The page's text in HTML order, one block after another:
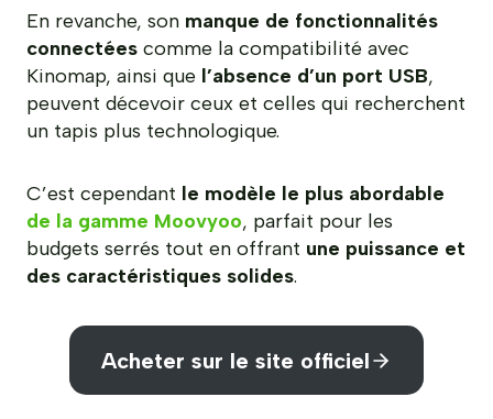
En revanche, son manque de fonctionnalités
connectées comme la compatibilité avec
Kinomap, ainsi que l’absence d’un port USB,
peuvent décevoir ceux et celles qui recherchent
un tapis plus technologique.
C’est cependant le modèle le plus abordable
de la gamme Moovyoo, parfait pour les
budgets serrés tout en offrant une puissance et
des caractéristiques solides.
Acheter sur le site officiel